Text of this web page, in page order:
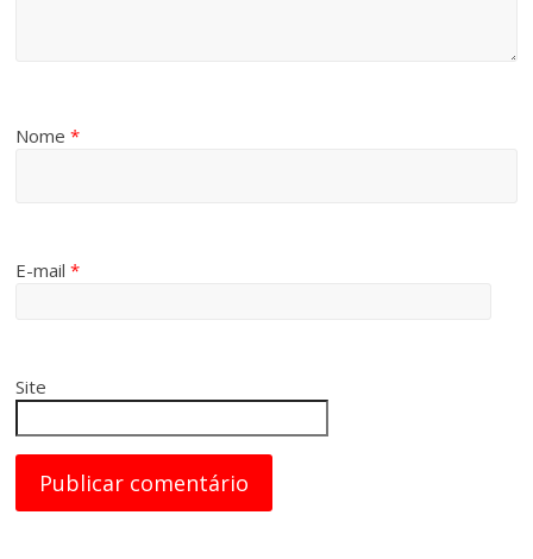
Nome*
E-mail*
Site